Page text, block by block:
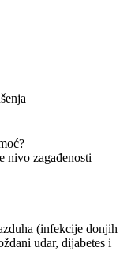
nivo zagađenosti
(infekcije donjih
udar, dijabetes i